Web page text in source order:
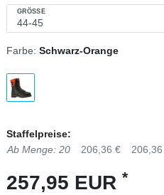
GRÖSSE
Farbe: Schwarz-Orange
Staffelpreise:
Ab Menge: 20
206,36 €
257,95 EUR *